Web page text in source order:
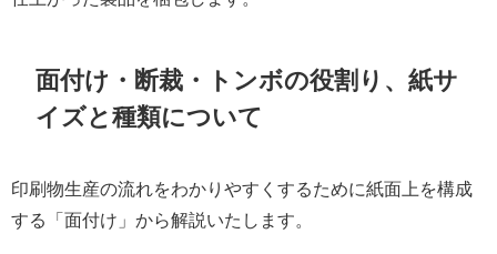
面付け・断裁・トンボの役割り、紙サ
イズと種類について
印刷物生産の流れをわかりやすくするために紙面上を構成
する「面付け」から解説いたします。